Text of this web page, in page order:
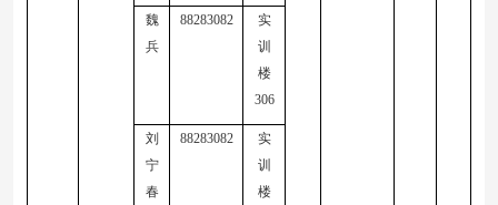
魏
兵
88283082
实
训
楼
306
刘
宁
春
88283082
实
训
楼